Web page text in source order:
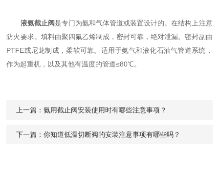
液氨截止阀是专门为氨和气体管道或装置设计的。在结构上注意
防火要求。填料由聚四氟乙烯制成，密封可靠，绝对泄漏。密封副由
PTFE或尼龙制成，柔软可靠。适用于氨气和液化石油气管道系统，
作为起重机，以及其他有温度的管道≤80℃。
上一篇：氨用截止阀安装使用时有哪些注意事项？
下一篇：你知道低温切断阀的安装注意事项有哪些吗？